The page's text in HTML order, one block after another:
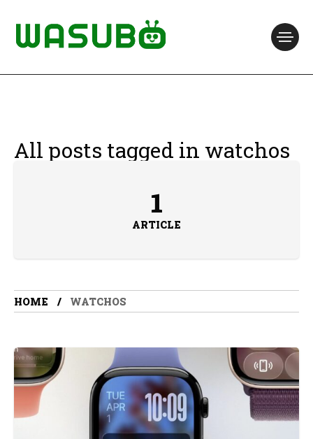
All posts tagged in watchos
1
ARTICLE
HOME WATCHOS